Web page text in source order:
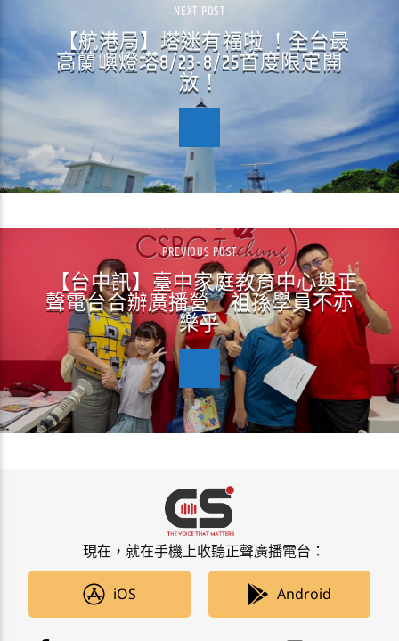
NEXT POST
【航港局】塔迷有福啦 ！全台最
高蘭嶼燈塔8/23-8/25首度限定開
放！
PREVIOUS POST
【台中訊】臺中家庭教育中心與正
聲電台合辦廣播營 祖孫學員不亦
樂乎
現在，就在手機上收聽正聲廣播電台：
iOS Android